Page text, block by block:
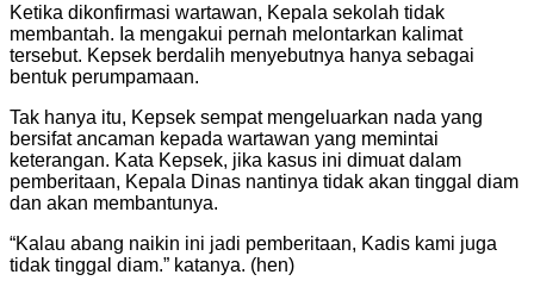
Ketika dikonfirmasi wartawan, Kepala sekolah tidak
membantah. Ia mengakui pernah melontarkan kalimat
tersebut. Kepsek berdalih menyebutnya hanya sebagai
bentuk perumpamaan.
Tak hanya itu, Kepsek sempat mengeluarkan nada yang
bersifat ancaman kepada wartawan yang memintai
keterangan. Kata Kepsek, jika kasus ini dimuat dalam
pemberitaan, Kepala Dinas nantinya tidak akan tinggal diam
dan akan membantunya.
“Kalau abang naikin ini jadi pemberitaan, Kadis kami juga
tidak tinggal diam.” katanya. (hen)